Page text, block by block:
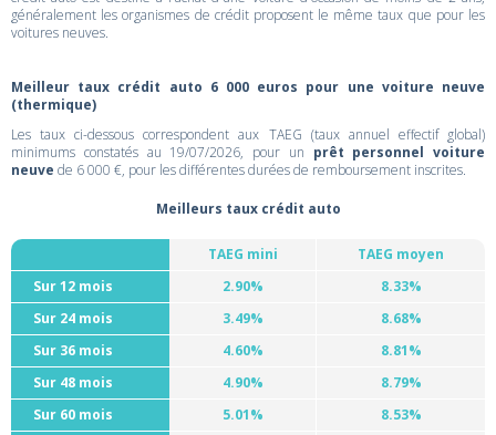
généralement les organismes de crédit proposent le même taux que pour les
voitures neuves.
Meilleur taux crédit auto 6 000 euros pour une voiture neuve
(thermique)
Les taux ci-dessous correspondent aux TAEG (taux annuel effectif global)
minimums constatés au 19/07/2026, pour un prêt personnel voiture
neuve de 6 000 €, pour les différentes durées de remboursement inscrites.
Meilleurs taux crédit auto
TAEG mini
TAEG moyen
Sur 12 mois
2.90%
8.33%
Sur 24 mois
3.49%
8.68%
Sur 36 mois
4.60%
8.81%
Sur 48 mois
4.90%
8.79%
Sur 60 mois
5.01%
8.53%